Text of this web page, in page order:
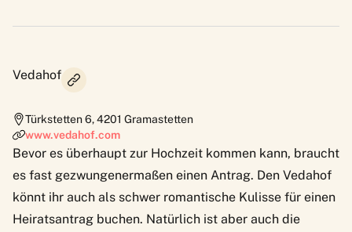
Vedahof
Türkstetten 6,4201 Gramastetten
www.vedahof.com
Bevor es überhaupt zur Hochzeit kommen kann, braucht
es fast gezwungenermaßen einen Antrag. Den Vedahof
könnt ihr auch als schwer romantische Kulisse für einen
Heiratsantrag buchen. Natürlich ist aber auch die